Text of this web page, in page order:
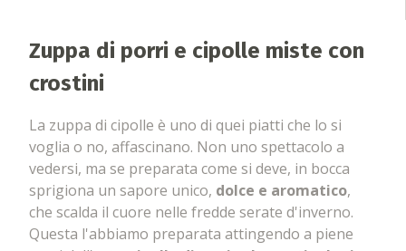
Zuppa di porri e cipolle miste con
crostini
La zuppa di cipolle è uno di quei piatti che lo si
voglia o no, affascinano. Non uno spettacolo a
vedersi, ma se preparata come si deve, in bocca
sprigiona un sapore unico, dolce e aromatico,
che scalda il cuore nelle fredde serate d'inverno.
Questa l'abbiamo preparata attingendo a piene